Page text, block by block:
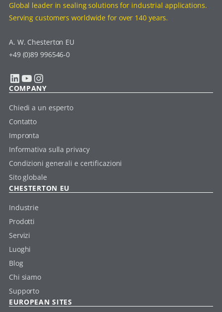
Global leader in sealing solutions for industrial applications.
Serving customers worldwide for over 140 years.
A. W. Chesterton EU
+49 (0)89 996546-0
LinkedIn YouTube Instagram
COMPANY
Chiedi a un esperto
Contatto
Impronta
Informativa sulla privacy
Condizioni generali e certificazioni
Sito globale
CHESTERTON EU
Industrie
Prodotti
Servizi
Luoghi
Blog
Chi siamo
Supporto
EUROPEAN SITES